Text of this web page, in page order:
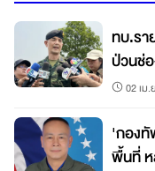
ทบ.รา
ป่วนช่
02 เม
'กองทั
พื้นที่